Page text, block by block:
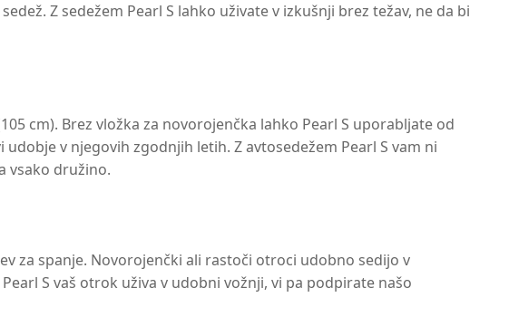
Z sedežem Pearl S lahko uživate v izkušnji brez težav, ne da bi
cm). Brez vložka za novorojenčka lahko Pearl S uporabljate od
v njegovih zgodnjih letih. Z avtosedežem Pearl S vam ni
vsako družino.
za spanje. Novorojenčki ali rastoči otroci udobno sedijo v
S vaš otrok uživa v udobni vožnji, vi pa podpirate našo